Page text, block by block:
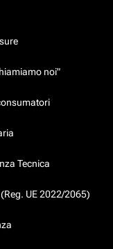
noi"
Tecnica
UE 2022/2065)